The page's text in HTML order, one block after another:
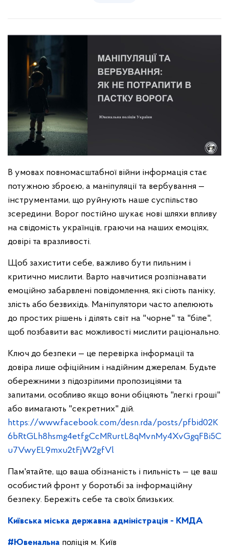
В умовах повномасштабної війни інформація стає
потужною зброєю, а маніпуляції та вербування —
інструментами, що руйнують наше суспільство
зсередини. Ворог постійно шукає нові шляхи впливу
на свідомість українців, граючи на наших емоціях,
довірі та вразливості.
Щоб захистити себе, важливо бути пильним і
критично мислити. Варто навчитися розпізнавати
емоційно забарвлені повідомлення, які сіють паніку,
злість або безвихідь. Маніпулятори часто апелюють
до простих рішень і ділять світ на "чорне" та "біле",
щоб позбавити вас можливості мислити раціонально.
Ключ до безпеки — це перевірка інформації та
довіра лише офіційним і надійним джерелам. Будьте
обережними з підозрілими пропозиціями та
запитами, особливо якщо вони обіцяють "легкі гроші"
або вимагають "секретних" дій.
https://www.facebook.com/desn.rda/posts/pfbid02K
6bRtGLh8hsmg4etfgCcMRurtL8qMvnMy4XvGgqFBi5C
u7VwyEL9mxu2tFjW2gfVl
Пам'ятайте, що ваша обізнаність і пильність — це ваш
особистий фронт у боротьбі за інформаційну
безпеку. Бережіть себе та своїх близьких.
Київська міська державна адміністрація - КМДА
#Ювенальна поліція м. Київ